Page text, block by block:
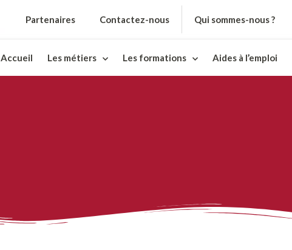
Partenaires Contactez-nous Qui sommes-nous ?
Accueil Les métiers Les formations Aides à l’emploi